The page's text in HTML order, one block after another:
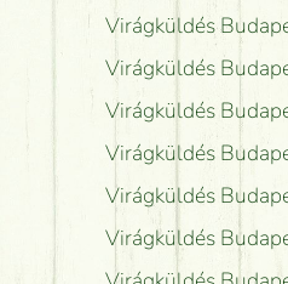
Virágküldés
Virágküldés
Virágküldés
Virágküldés
Virágküldés
Virágküldés